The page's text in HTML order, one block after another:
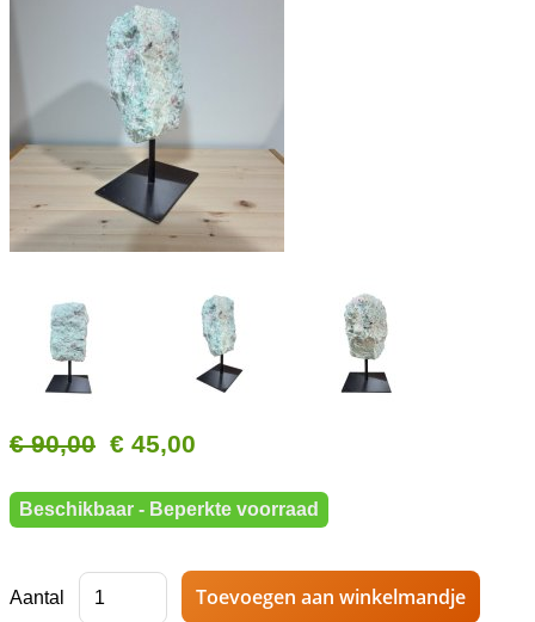
€ 90,00 € 45,00
Beschikbaar - Beperkte voorraad
Aantal